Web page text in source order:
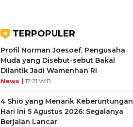
TERPOPULER
Profil Norman Joesoef, Pengusaha
Muda yang Disebut-sebut Bakal
Dilantik Jadi Wamenhan RI
News | 17:21 WIB
4 Shio yang Menarik Keberuntungan
Hari Ini 5 Agustus 2026: Segalanya
Berjalan Lancar